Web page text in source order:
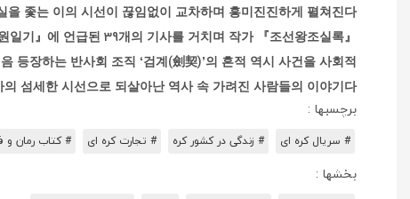
좇는 이의 시선이 끊임없이 교차하며 흥미진진하게 펼쳐진다.
정원일기』에 언급된 39개의 기사를 거치며 작가
등장하는 반사회 조직 ‘검계(劍契)’의 흔적 역시 사건을 사회적
섬세한 시선으로 되살아난 역사 속 가려진 사람들의 이야기다.
برچسبها :
# سریال کره ای # زندگی در کشور کره # تجارت کره ای # کتاب رمان و
بخشها :